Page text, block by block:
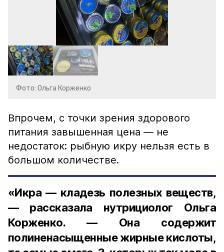
Фото: Ольга Корженко
Впрочем, с точки зрения здорового
питания завышенная цена — не
недостаток: рыбную икру нельзя есть в
большом количестве.
«Икра — кладезь полезных веществ,
— рассказала нутрициолог Ольга
Корженко. — Она содержит
полиненасыщенные жирные кислоты,